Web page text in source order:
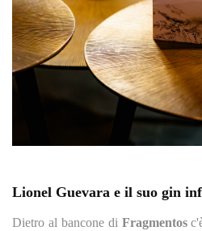
Lionel Guevara e il suo gin
Dietro al bancone di Fragmentos